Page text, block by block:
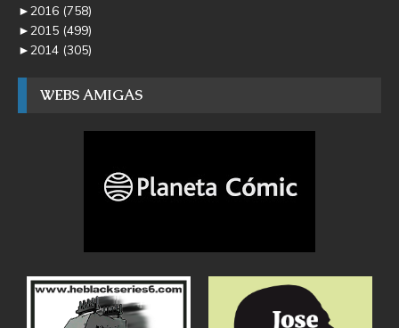
►2016 (758)
►2015 (499)
►2014 (305)
WEBS AMIGAS